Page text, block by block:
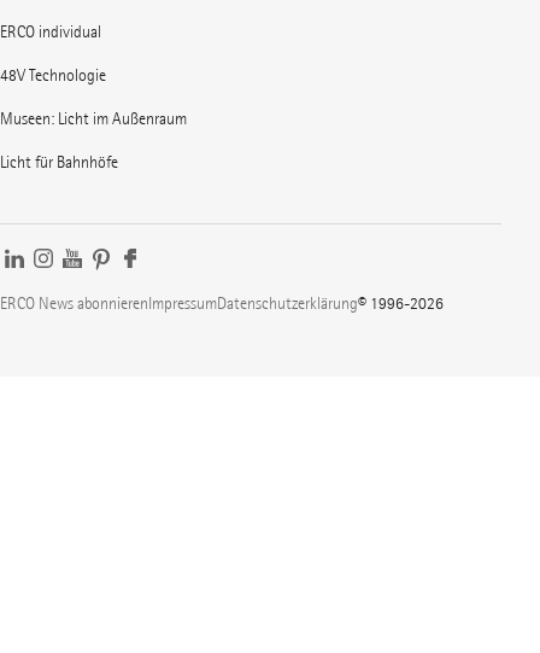
ERCO individual
48V Technologie
Museen: Licht im Außenraum
Licht für Bahnhöfe
ERCO News abonnierenImpressumDatenschutzerklärung© 1996-2026